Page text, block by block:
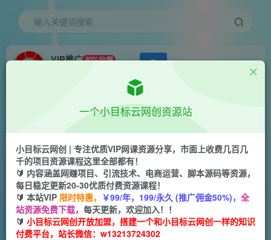
输入关键词搜索
VIP推广 80%分佣
会员专属 正文
（7231期）视频号知识IP0-1起号直通车 平台差异
一次讲透 入局分析打法指南 实战案例..
一个小目标云网创
2年前发布
关注 私信
1500 95
付费阅读
一个小目标云网创资源站
小目标云网创 | 专注优质VIP网课资源分享，市面上收费几百几
千的项目资源课程这里全部都有！
🔰 内容涵盖网赚项目、引流技术、电商运营、脚本源码等资源，
每日稳定更新20-30优质付费资源课程！
🔰 本站VIP 限时特惠， ￥99/年，199/永久 (推广佣金50%)， 全
站资源免费下载， 每天更新，欢迎加入！！
🔰 小目标云网创开放加盟，搭建一个和小目标云网创一样的知识
付费平台，站长微信：w13213724302